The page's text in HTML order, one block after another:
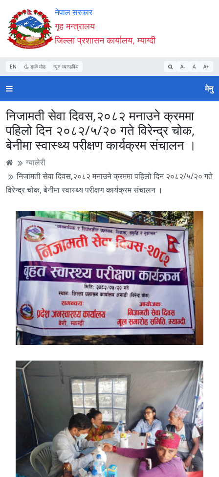
Accessibility
Mode
सुरु
गर्नुहोस्
सामाग्री
पढ्नुहाेस्
नेभिगेसन
पढ्नुहाेस्
वेबसाइट
खोजमा
जानुहोस्
नेपाल सरकार
गृह मन्त्रालय
जिल्ला प्रशासन कार्यालय, म्याग्दी
EN डार्क मोड न्यून व्यान्डविथ A- A A+
मेनु
निजामती सेवा दिवस,२०८२ मनाउने क्रममा
पहिलो दिन २०८२/५/२० गते विरेन्द्र चोक,
बेनीमा स्वास्थ्य परीक्षण कार्यक्रम संचालन ।
ग्यालेरी
निजामती सेवा दिवस,२०८२ मनाउने क्रममा पहिलो दिन २०८२/५/२० गते
विरेन्द्र चोक, बेनीमा स्वास्थ्य परीक्षण कार्यक्रम संचालन ।